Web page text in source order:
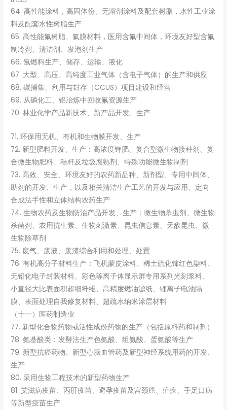
64. 高性能涂料，高固体份、无溶剂涂料及配套树脂，水性工业涂
料及配套水性树脂生产
65. 高性能氟树脂、氟膜材料，医用含氟中间体，环境友好型含氟
制冷剂、清洁剂、发泡剂生产
66. 氢燃料生产、储存、运输、液化
67. 大型、高压、高纯度工业气体（含电子气体）的生产和供应
68. 碳捕集、利用与封存（CCUS）项目建设和经营
69. 从磷化工、铝冶炼中回收氟资源生产
70. 林业化学产品新技术、新产品开发、生产
71. 环保用无机、有机和生物膜开发、生产
72. 新型肥料开发、生产：高浓度钾肥、复合型微生物接种剂、复
合微生物肥料、秸杆及垃圾腐熟剂、特殊功能微生物制剂
73. 高效、安全、环境友好的农药新品种、新剂型、专用中间体、
助剂的开发、生产，以及相关清洁生产工艺的开发与应用、定向
合成法手性和立体结构农药生产
74. 生物农药及生物防治产品开发、生产：微生物杀虫剂、微生物
杀菌剂、农用抗生素、生物刺激素、昆虫信息素、天敌昆虫、微
生物除草剂
75. 废气、废液、废渣综合利用和处理、处置
76. 有机高分子材料生产：飞机蒙皮涂料、稀土硫化铈红色染料、
无铅化电子封装材料、彩色等离子体显示屏专用系列光刻浆料、
小直径大比表面积超细纤维、高精度燃油滤纸、锂离子电池隔
膜、表面处理自我修复材料、超疏水纳米涂层材料
（十一）医药制造业
77. 新型化合物药物或活性成份药物的生产（包括原料药和制剂）
78. 氨基酸类：发酵法生产色氨酸、组氨酸、蛋氨酸等生产
79. 新型抗癌药物、新型心脑血管药及新型神经系统用药的开发、
生产
80. 采用生物工程技术的新型药物生产
81. 艾滋病疫苗、丙肝疫苗、避孕疫苗及宫颈癌、疟疾、手足口病
等新型疫苗生产